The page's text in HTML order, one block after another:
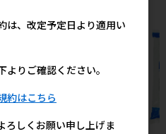
は、改定予定日より適用い
りご確認ください。
約はこちら
ろしくお願い申し上げま